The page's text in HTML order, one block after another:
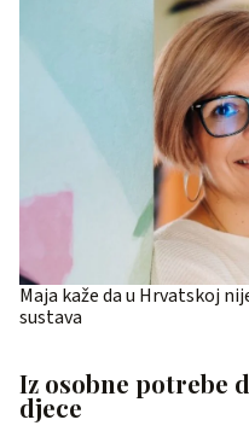
Maja kaže da u Hrvatskoj
sustava
Iz osobne potrebe
djece